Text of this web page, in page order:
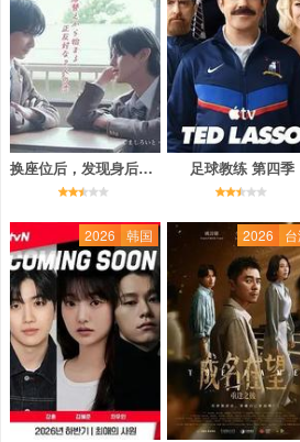
换座位后，发现身后的男生好像喜欢我 足球教练 第四季
2026 韩国 2026